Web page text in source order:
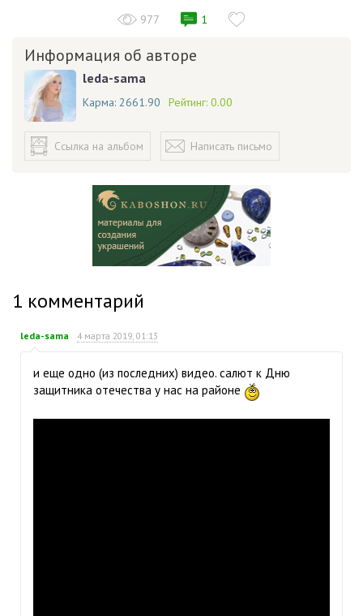
977 1
Информация об авторе
leda-sama
Карма: 2661.90 Рейтинг: 0.00
Ссылка на альбом Написать письмо
1 комментарий
leda-sama 4 марта 2019, 01:13
и еще одно (из последних) видео. салют к Дню
защитника отечества у нас на районе